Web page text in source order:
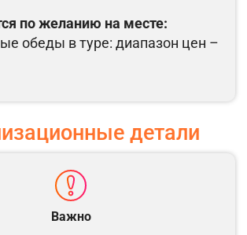
по желанию на месте:
обеды в туре: диапазон цен –
детали
Важно